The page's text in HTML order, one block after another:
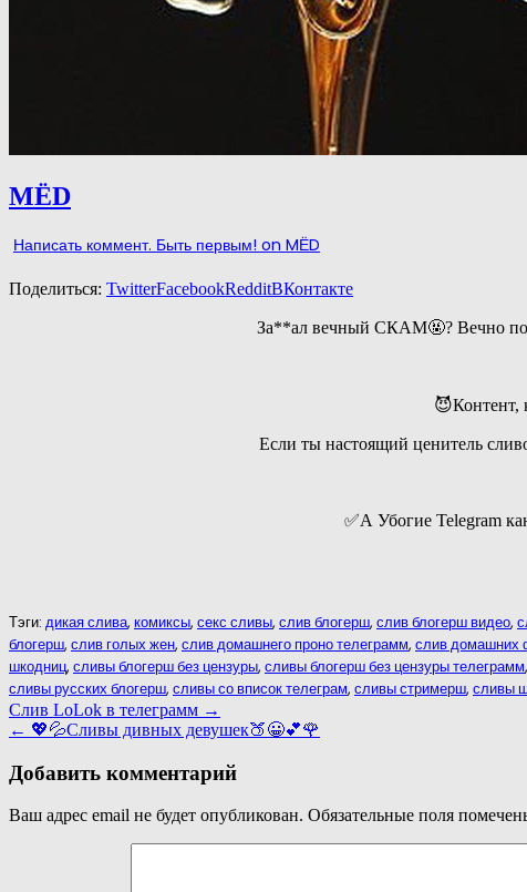
MЁD
Написать коммент. Быть первым! on MЁD
Поделиться: TwitterFacebookRedditВКонтакте
За**ал вечный СКАМ🤬? Вечно
😈Контент,
Если ты настоящий ценитель
✅А Убогие Telegram
Тэги: дикая слива, комиксы, секс сливы, слив блогерш, слив блогерш видео,
блогерш, слив голых жен, слив домашнего проно телеграмм, слив домашних
шкодниц, сливы блогерш без цензуры, сливы блогерш без цензуры телеграмм,
сливы русских блогерш, сливы со вписок телеграм, сливы стримерш, сливы
Навигация
по
записям
Слив LоLok в телеграмм →
← 💖💦Сливы дивных девушек🍑😀💕🌹
Добавить комментарий
Ваш адрес email не будет опубликован. Обязательные поля